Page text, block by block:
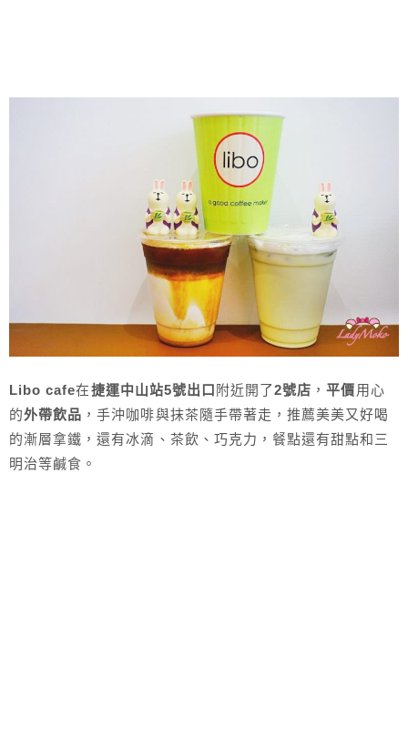
Libo cafe在捷運中山站5號出口 附近開了2號店 ，平價用心
的外帶飲品 ，手沖咖啡與抹茶隨手帶著走，推薦美美又好喝
的漸層拿鐵，還有冰滴、茶飲、巧克力，餐點還有甜點和三
明治等鹹食。